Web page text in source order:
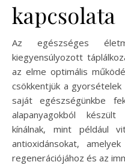
kapcsolata
Az egészséges
kiegyensúlyozott
az elme optimális
csökkentjük a
saját egészségünkbe
alapanyagokból
kínálnak, mint például
antioxidánsokat,
regenerációjához és az